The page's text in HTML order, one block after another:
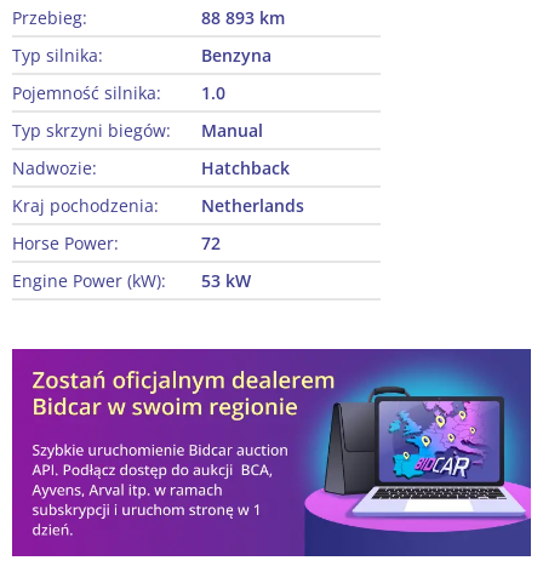
Przebieg:
88 893 km
Typ silnika:
Benzyna
Pojemność silnika:
1.0
Typ skrzyni biegów:
Manual
Nadwozie:
Hatchback
Kraj pochodzenia:
Netherlands
Horse Power:
72
Engine Power (kW):
53 kW